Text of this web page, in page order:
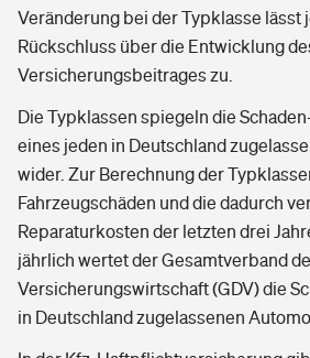
Veränderung bei der Typklasse lässt
Rückschluss über die Entwicklung
Versicherungsbeitrages zu.
Die Typklassen spiegeln die
eines jeden in Deutschland
wider. Zur Berechnung der
Fahrzeugschäden und die dadurch
Reparaturkosten der letzten drei
jährlich wertet der Gesamtverband
Versicherungswirtschaft (GDV) die
in Deutschland zugelassenen